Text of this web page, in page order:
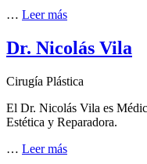
… Leer más
Dr. Nicolás Vila
Cirugía Plástica
El Dr. Nicolás Vila es
Estética y Reparadora.
… Leer más